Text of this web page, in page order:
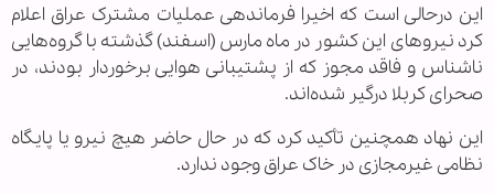
این درحالی است که اخیرا فرماندهی عملیات مشترک عراق اعلام
کرد نیروهای این کشور در ماه مارس (اسفند) گذشته با گروه‌هایی
ناشناس و فاقد مجوز که از پشتیبانی هوایی برخوردار بودند، در
صحرای کربلا درگیر شده‌اند.
این نهاد همچنین تأکید کرد که در حال حاضر هیچ نیرو یا پایگاه
نظامی غیرمجازی در خاک عراق وجود ندارد.